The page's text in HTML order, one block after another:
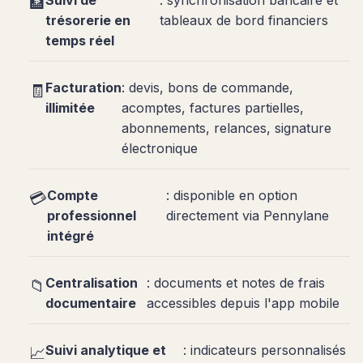
trésorerie en
temps réel
tableaux de bord financiers
🧾 Facturation
illimitée
: devis, bons de commande,
acomptes, factures partielles,
abonnements, relances, signature
électronique
💳Compte
professionnel
intégré
: disponible en option
directement via Pennylane
📁 Centralisation
documentaire
: documents et notes de frais
accessibles depuis l'app mobile
📈Suivi analytique et
: indicateurs personnalisés